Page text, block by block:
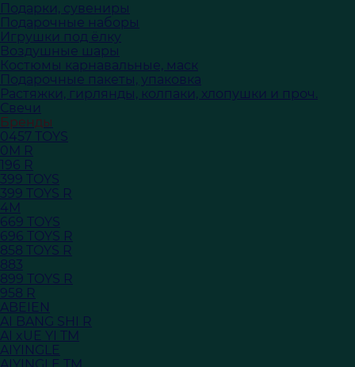
Подарки, сувениры
Подарочные наборы
Игрушки под ёлку
Воздушные шары
Костюмы карнавальные, маск
Подарочные пакеты, упаковка
Растяжки, гирлянды, колпаки, хлопушки и проч.
Свечи
Бренды
0457 TOYS
0M R
196 R
399 TOYS
399 TOYS R
4M
669 TOYS
696 TOYS R
858 TOYS R
883
899 TOYS R
958 R
ABEIEN
AI BANG SHI R
AI xUE YI TM
AIYINGLE